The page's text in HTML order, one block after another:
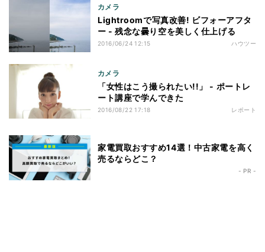
カメラ
Lightroomで写真改善! ビフォーアフタ
ー - 残念な曇り空を美しく仕上げる
2016/06/24 12:15 ハウツー
カメラ
「女性はこう撮られたい!!」 - ポートレ
ート講座で学んできた
2016/08/22 17:18 レポート
家電買取おすすめ14選！中古家電を高く
売るならどこ？
- PR -